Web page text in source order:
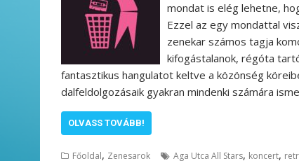
mondat is elég lehetne,
Ezzel az egy mondattal
zenekar számos tagja
kifogástalanok, régóta
fantasztikus hangulatot keltve a közönség
dalfeldolgozásaik gyakran mindenki számára
OLVASS TOVÁBB!
Főoldal, Zenesarok Aga Utca All Stars, koncert,